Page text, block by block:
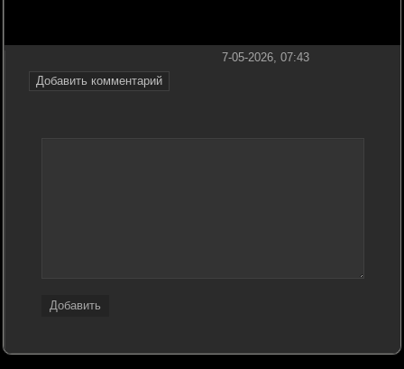
Добавить комментарий
7-05-2026, 07:43
Добавить